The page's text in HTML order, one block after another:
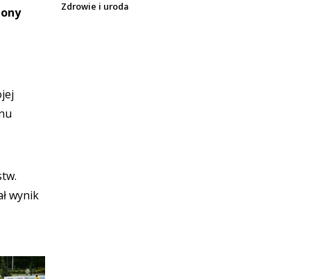
wynik
Zdrowie i uroda